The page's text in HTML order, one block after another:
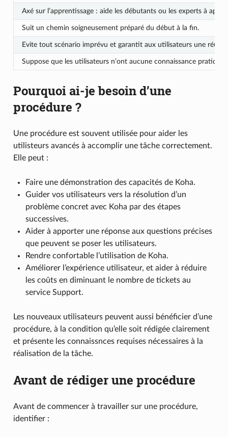
Axé sur l’apprentissage : aide les débutants ou les experts à
Suit un chemin soigneusement préparé du début à la fin.
Evite tout scénario imprévu et garantit aux utilisateurs une
Suppose que les utilisateurs n’ont aucune connaissance
Pourquoi ai-je besoin d’une
procédure ?
Une procédure est souvent utilisée pour aider les
utilisteurs avancés à accomplir une tâche correctement.
Elle peut :
Faire une démonstration des capacités de Koha.
Guider vos utilisateurs vers la résolution d’un
problème concret avec Koha par des étapes
successives.
Aider à apporter une réponse aux questions précises
que peuvent se poser les utilisateurs.
Rendre confortable l’utilisation de Koha.
Améliorer l’expérience utilisateur, et aider à réduire
les coûts en diminuant le nombre de tickets au
service Support.
Les nouveaux utilisateurs peuvent aussi bénéficier d’une
procédure, à la condition qu’elle soit rédigée clairement
et présente les connaissnces requises nécessaires à la
réalisation de la tâche.
Avant de rédiger une procédure
Avant de commencer à travailler sur une procédure,
identifier :